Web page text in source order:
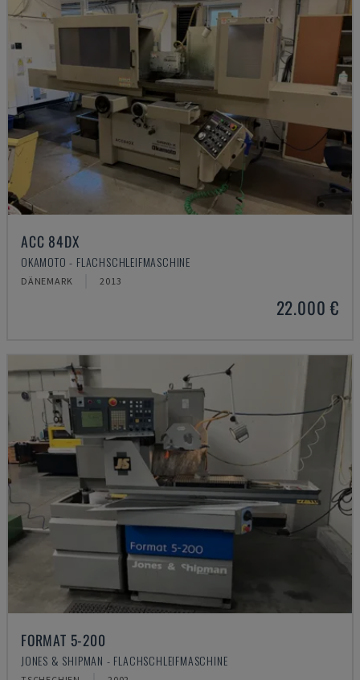
ACC 84DX
OKAMOTO - FLACHSCHLEIFMASCHINE
DÄNEMARK 2013
22.000 €
FORMAT 5-200
JONES & SHIPMAN - FLACHSCHLEIFMASCHINE